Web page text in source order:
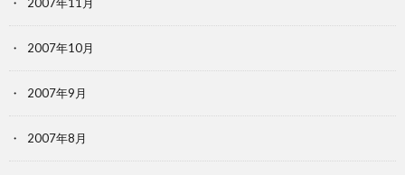
2007年10月
2007年9月
2007年8月